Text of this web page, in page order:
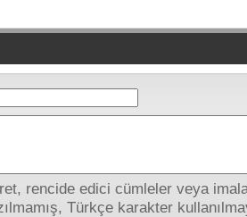
rencide edici cümleler veya
Türkçe karakter